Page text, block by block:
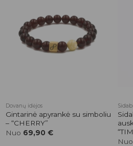
patikusios
prekės
Dovanų idėjos
Gintarinė apyrankė su simboliu
– “CHERRY”
Nuo 69,90 €
Nuo